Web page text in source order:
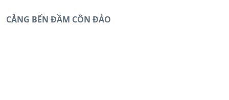
CẢNG BẾN ĐẦM CÔN ĐẢO